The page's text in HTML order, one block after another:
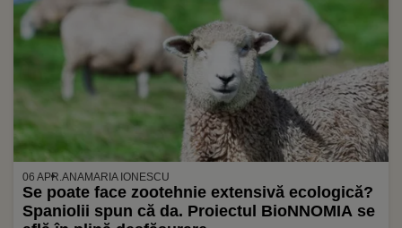
06 APR.ANAMARIA IONESCU
Se poate face zootehnie extensivă ecologică?
Spaniolii spun că da. Proiectul BioNNOMIA se